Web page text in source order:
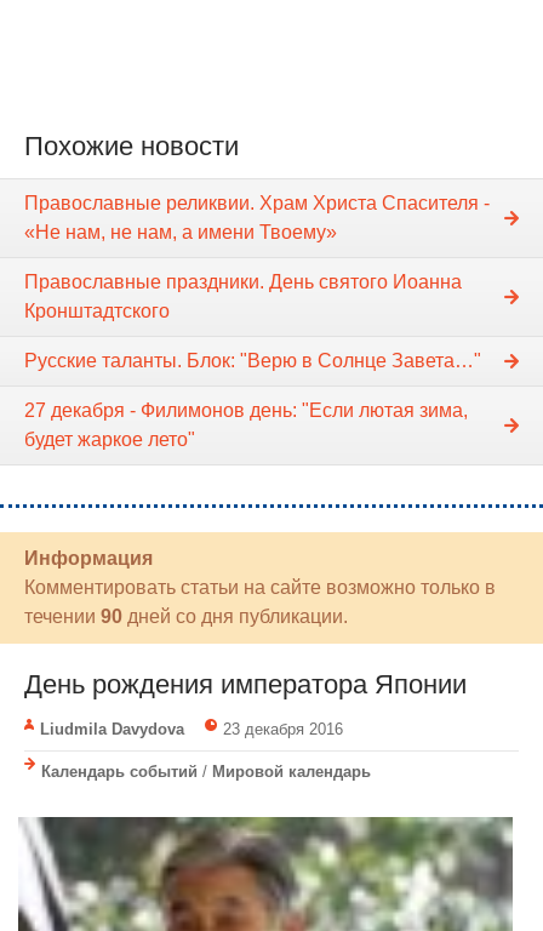
Похожие новости
Православные реликвии. Храм Христа Спасителя -
«Не нам, не нам, а имени Твоему»
Православные праздники. День святого Иоанна
Кронштадтского
Русские таланты. Блок: "Верю в Солнце Завета…"
27 декабря - Филимонов день: "Если лютая зима,
будет жаркое лето"
Информация
Комментировать статьи на сайте возможно только в
течении 90 дней со дня публикации.
День рождения императора Японии
Liudmila Davydova 23 декабря 2016
Календарь событий / Мировой календарь